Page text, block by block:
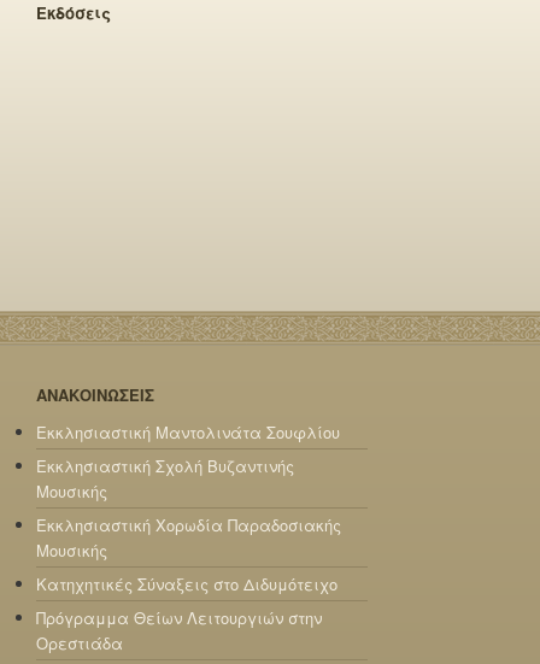
Εκδόσεις
ΑΝΑΚΟΙΝΩΣΕΙΣ
Εκκλησιαστική Μαντολινάτα Σουφλίου
Εκκλησιαστική Σχολή Βυζαντινής
Μουσικής
Εκκλησιαστική Χορωδία Παραδοσιακής
Μουσικής
Κατηχητικές Σύναξεις στο Διδυμότειχο
Πρόγραμμα Θείων Λειτουργιών στην
Ορεστιάδα